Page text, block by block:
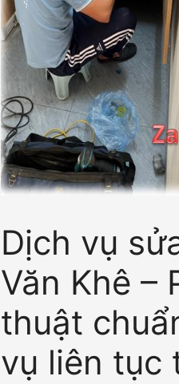
Dịch vụ
Văn Khê –
thuật
vụ liên tục